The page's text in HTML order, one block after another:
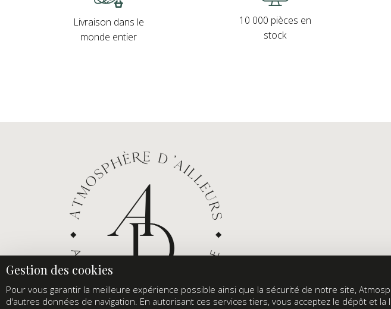
Livraison dans le
monde entier
10 000 pièces en
stock
Pour vous garantir la meilleure expérience possible ainsi que la sécurité de notre site,
d'autres données de navigation. En autorisant ces services tiers, vous acceptez le dépôt et